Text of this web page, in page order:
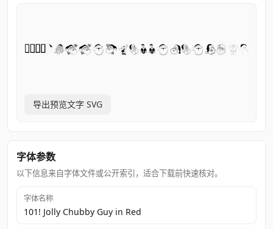
导出预览文字 SVG
字体参数
以下信息来自字体文件或公开索引，适合下载前快速核对。
字体名称
101! Jolly Chubby Guy in Red